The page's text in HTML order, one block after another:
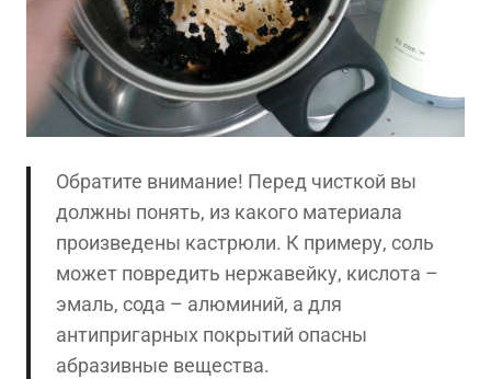
Обратите внимание! Перед чисткой вы
должны понять, из какого материала
произведены кастрюли. К примеру, соль
может повредить нержавейку, кислота –
эмаль, сода – алюминий, а для
антипригарных покрытий опасны
абразивные вещества.